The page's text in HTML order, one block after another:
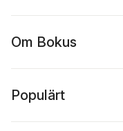
Om Bokus
Populärt